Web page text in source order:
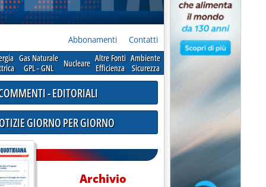
Abbonamenti Contatti
Gas Naturale
GPL - GNL
Nucleare Altre Fonti
Efficienza
Ambiente
Sicurezza
- EDITORIALI
GIORNO PER GIORNO
Archivio